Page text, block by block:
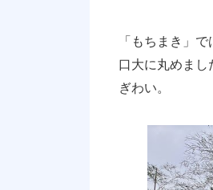
「もちまき」
口大に丸めまし
ぎわい。